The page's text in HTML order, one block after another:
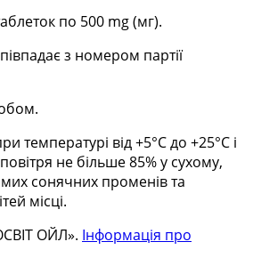
по 500 mg (мг).
з номером партії
температурі від +5°С до +25°С і
не більше 85% у сухому,
сонячних променів та
місці.
ОЙЛ». Інформація про